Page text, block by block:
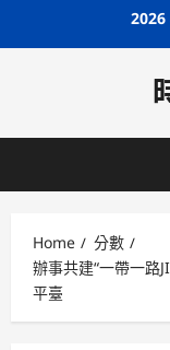
2026
Home
分數
辦事共建“一帶一路
平臺